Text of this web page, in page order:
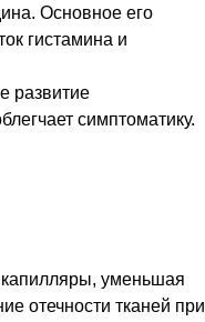
Основное его
гистамина и
развитие
симптоматику.
уменьшая
отечности тканей при